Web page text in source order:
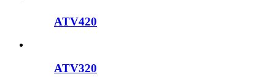
ATV420
ATV320